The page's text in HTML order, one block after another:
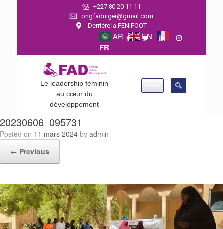
+227 80 20 11 11
ongfadniger@gmail.com
Derrière la FENIFOOT
AR EN
FR
Le leadership féminin
au cœur du
développement
20230606_095731
Posted on 11 mars 2024 by admin
← Previous